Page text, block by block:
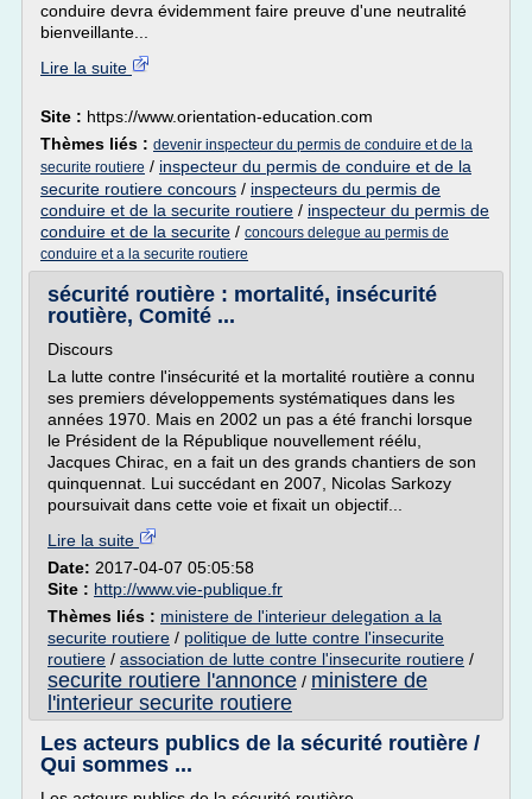
conduire devra évidemment faire preuve d'une neutralité
bienveillante...
Lire la suite
Site : https://www.orientation-education.com
Thèmes liés : devenir inspecteur du permis de conduire et de la
securite routiere / inspecteur du permis de conduire et de la
securite routiere concours / inspecteurs du permis de
conduire et de la securite routiere / inspecteur du permis de
conduire et de la securite / concours delegue au permis de
conduire et a la securite routiere
sécurité routière : mortalité, insécurité
routière, Comité ...
Discours
La lutte contre l'insécurité et la mortalité routière a connu
ses premiers développements systématiques dans les
années 1970. Mais en 2002 un pas a été franchi lorsque
le Président de la République nouvellement réélu,
Jacques Chirac, en a fait un des grands chantiers de son
quinquennat. Lui succédant en 2007, Nicolas Sarkozy
poursuivait dans cette voie et fixait un objectif...
Lire la suite
Date: 2017-04-07 05:05:58
Site : http://www.vie-publique.fr
Thèmes liés : ministere de l'interieur delegation a la
securite routiere / politique de lutte contre l'insecurite
routiere / association de lutte contre l'insecurite routiere /
securite routiere l'annonce / ministere de
l'interieur securite routiere
Les acteurs publics de la sécurité routière /
Qui sommes ...